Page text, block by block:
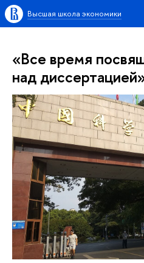
Высшая школа экономики
«Все время
над